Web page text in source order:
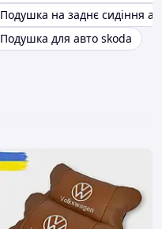
Подушка на заднє сидіння
Подушка для авто skoda